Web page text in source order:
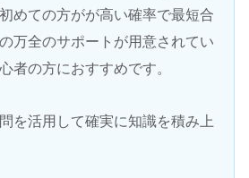
めての方がが高い確率で最短合
万全のサポートが用意されてい
者の方におすすめです。
を活用して確実に知識を積み上